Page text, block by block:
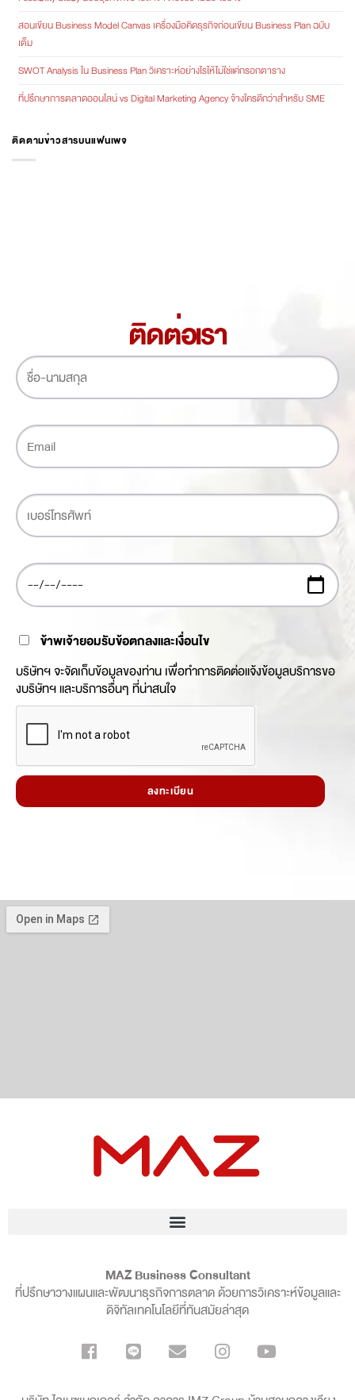
สอนเขียน Business Model Canvas เครื่องมือคิดธุรกิจก่อนเขียน Business Plan ฉบับ
เต็ม
SWOT Analysis ใน Business Plan วิเคราะห์อย่างไรให้ไม่ใช่แค่กรอกตาราง
ที่ปรึกษาการตลาดออนไลน์ vs Digital Marketing Agency จ้างใครดีกว่าสำหรับ SME
ติดตามข่าวสารบนแฟนเพจ
ติดต่อเรา
ข้าพเจ้ายอมรับข้อตกลงและเงื่อนไข
บริษัทฯ จะจัดเก็บข้อมูลของท่าน เพื่อทำการติดต่อแจ้งข้อมูลบริการขอ
งบริษัทฯ และบริการอื่นๆ ที่น่าสนใจ
ลงทะเบียน
MAZ Business Consultant
ที่ปรึกษาวางแผนและพัฒนาธุรกิจการตลาด ด้วยการวิเคราะห์ข้อมูลและ
ดิจิทัลเทคโนโลยีที่ทันสมัยล่าสุด